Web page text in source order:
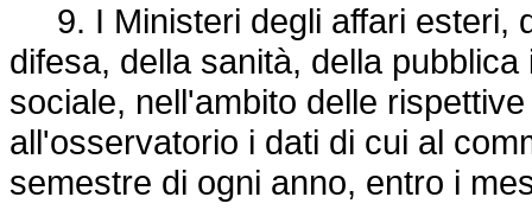
9. I Ministeri degli affari esteri,
difesa, della sanità, della
sociale, nell'ambito delle
all'osservatorio i dati di cui al
semestre di ogni anno, entro i